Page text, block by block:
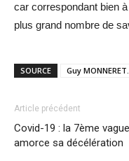
car correspondant bien
plus grand nombre de
SOURCE Guy MONNERET.
Article précédent
Covid-19 : la 7ème vague
amorce sa décélération